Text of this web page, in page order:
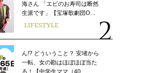
海さん 「エビのお寿司は断然
生派です」【宝塚歌劇団O…
LIFESTYLE
ん!? どういうこと？ 安堵から
一転、女の勘はほぼほぼ当た
る！【中学生ママ（40…